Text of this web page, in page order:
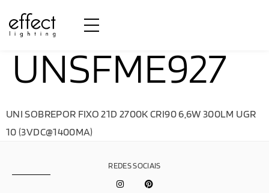
UNSFME927
UNI SOBREPOR FIXO 21D 2700K CRI90 6,6W 300LM UGR
10 (3VDC@1400MA)
REDES SOCIAIS